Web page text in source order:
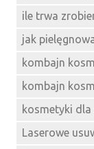
ile trwa
jak
kombajn
kombajn
kosmetyki dla
Laserowe